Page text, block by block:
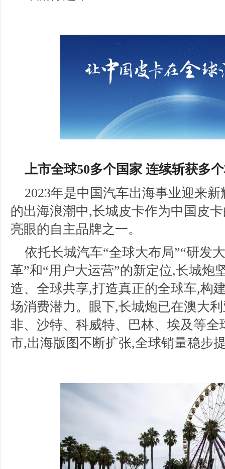
上市全球50多个国家 连续斩获多个
2023年是中国汽车出海事业迎来
的出海浪潮中,长城皮卡作为中国皮
亮眼的自主品牌之一。
依托长城汽车“全球大布局”“研发
革”和“用户大运营”的新定位,长城炮
造、全球共享,打造真正的全球车,构
场消费潜力。眼下,长城炮已在澳大
非、沙特、科威特、巴林、埃及等全
市,出海版图不断扩张,全球销量稳步